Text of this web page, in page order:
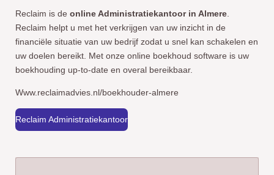
Reclaim is de online Administratiekantoor in Almere
Reclaim helpt u met het verkrijgen van uw inzicht in de
financiële situatie van uw bedrijf zodat u snel kan schakelen en
uw doelen bereikt. Met onze online boekhoud software is uw
boekhouding up-to-date en overal bereikbaar.
Www.reclaimadvies.nl/boekhouder-almere
Reclaim Administratiekantoor